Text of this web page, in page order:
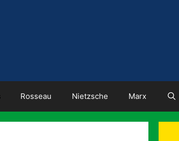
Rosseau Nietzsche Marx